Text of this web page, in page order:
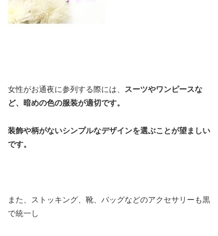
女性がお通夜に参列する際には、
スーツやワンピースな
ど、暗めの色の服装が適切です。
装飾や柄がないシンプルなデザインを選ぶことが望ましい
です。
また、ストッキング、靴、バッグなどのアクセサリーも黒
で統一し